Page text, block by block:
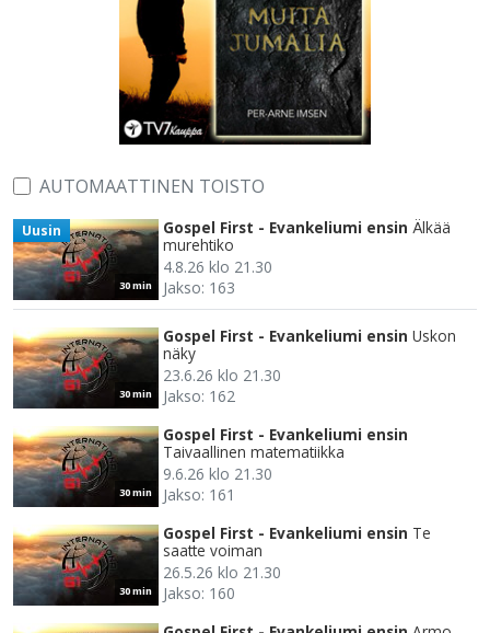
AUTOMAATTINEN TOISTO
30 min
Uusin Gospel First - Evankeliumi ensin Älkää
murehtiko
4.8.26 klo 21.30
Jakso: 163
30 min
Gospel First - Evankeliumi ensin Uskon
näky
23.6.26 klo 21.30
Jakso: 162
30 min
Gospel First - Evankeliumi ensin
Taivaallinen matematiikka
9.6.26 klo 21.30
Jakso: 161
30 min
Gospel First - Evankeliumi ensin Te
saatte voiman
26.5.26 klo 21.30
Jakso: 160